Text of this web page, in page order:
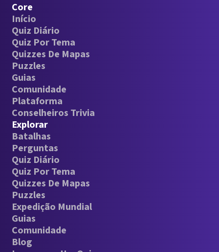
Core
Início
Quiz Diário
Quiz Por Tema
Quizzes De Mapas
Puzzles
Guias
Comunidade
Plataforma
Conselheiros Trivia
Explorar
Batalhas
Perguntas
Quiz Diário
Quiz Por Tema
Quizzes De Mapas
Puzzles
Expedição Mundial
Guias
Comunidade
Blog